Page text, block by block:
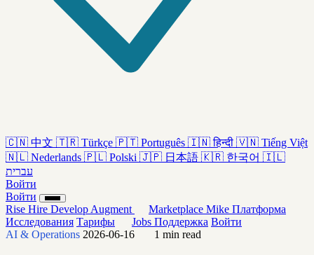
🇨🇳 中文 🇹🇷 Türkçe 🇵🇹 Português 🇮🇳 हिन्दी 🇻🇳 Tiếng Việt
🇳🇱 Nederlands 🇵🇱 Polski 🇯🇵 日本語 🇰🇷 한국어 🇮🇱
עברית
Войти
Войти
Rise Hire Develop Augment Marketplace Mike Платформа
Исследования Тарифы Jobs Поддержка Войти
AI & Operations 2026-06-16 1 min read